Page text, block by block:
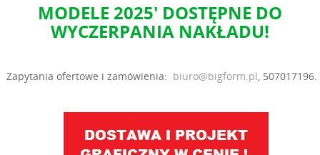
MODELE 2025' DOSTĘPNE DO
WYCZERPANIA NAKŁADU!
Zapytania ofertowe i zamówienia: biuro@bigform.pl, 507017196.